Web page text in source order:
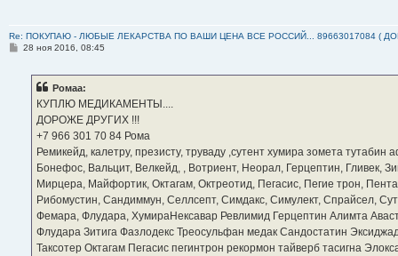
Re: ПОКУПАЮ - ЛЮБЫЕ ЛЕКАРСТВА ПО ВАШИ ЦЕНА ВСЕ РОССИЙ... 89663017084 (
С28 ноя 2016, 08:45
Ромаа:
КУПЛЮ МЕДИКАМЕНТЫ....
ДОРОЖЕ ДРУГИХ !!!
‪+7 966 301 70 84‬ Рома
Ремикейд, калетру, презисту, труваду ,сутент хумира зомета
Бонефос, Вальцит, Велкейд, , Вотриент, Неорал, Герцептин, Гливек,
Мирцера, Майфортик, Октагам, Октреотид, Пегасис, Пегие трон,
Рибомустин, Сандиммун, Селлсепт, Симдакс, Симулект, Спрайсел,
Фемара, Флудара, ХумираНексавар Ревлимид Герцептин Алимта
Флудара Зитига Фазлодекс Треосульфан медак Сандостатин
Таксотер Октагам Пегасис пегинтрон рекормон тайверб тасигна